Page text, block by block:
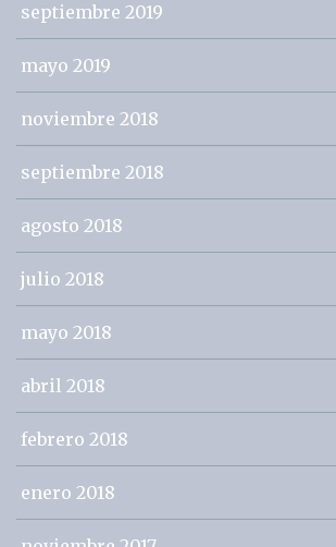
septiembre 2019
mayo 2019
noviembre 2018
septiembre 2018
agosto 2018
julio 2018
mayo 2018
abril 2018
febrero 2018
enero 2018